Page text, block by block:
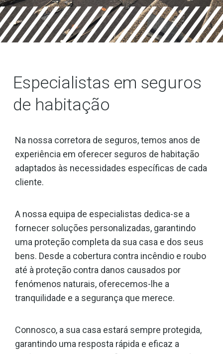
Especialistas em seguros
de habitação
Na nossa corretora de seguros, temos anos de
experiência em oferecer seguros de habitação
adaptados às necessidades específicas de cada
cliente.
A nossa equipa de especialistas dedica-se a
fornecer soluções personalizadas, garantindo
uma proteção completa da sua casa e dos seus
bens. Desde a cobertura contra incêndio e roubo
até à proteção contra danos causados por
fenómenos naturais, oferecemos-lhe a
tranquilidade e a segurança que merece.
Connosco, a sua casa estará sempre protegida,
garantindo uma resposta rápida e eficaz a